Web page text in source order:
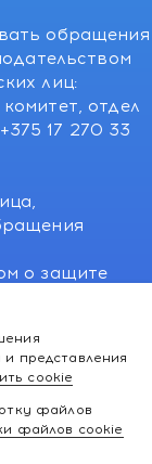
и представления
cookie
файлов
файлов cookie
обращения
лиц:
отдел
17 270 33
о защите